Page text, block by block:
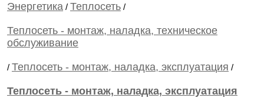
Энергетика / Теплосеть /
Теплосеть - монтаж, наладка, техническое
обслуживание
/ Теплосеть - монтаж, наладка, эксплуатация /
Теплосеть - монтаж, наладка, эксплуатация